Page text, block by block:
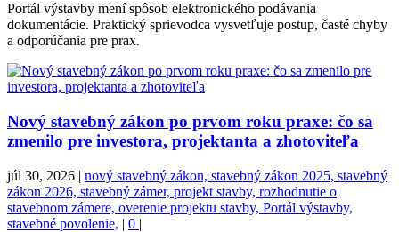
Portál výstavby mení spôsob elektronického podávania
dokumentácie. Praktický sprievodca vysvetľuje postup, časté chyby
a odporúčania pre prax.
Nový stavebný zákon po prvom roku praxe: čo sa
zmenilo pre investora, projektanta a zhotoviteľa
júl 30, 2026 | nový stavebný zákon, stavebný zákon 2025, stavebný
zákon 2026, stavebný zámer, projekt stavby, rozhodnutie o
stavebnom zámere, overenie projektu stavby, Portál výstavby,
stavebné povolenie, | 0 |